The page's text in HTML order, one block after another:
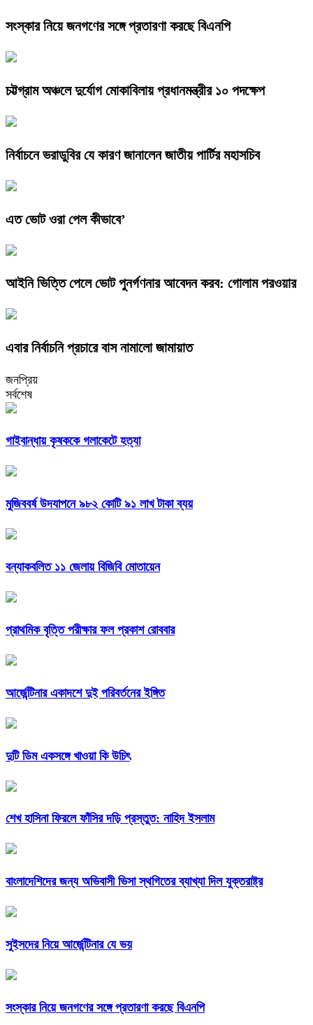
সংস্কার নিয়ে জনগণের সঙ্গে প্রতারণা করছে বিএনপি
চট্টগ্রাম অঞ্চলে দুর্যোগ মোকাবিলায় প্রধানমন্ত্রীর ১০ পদক্ষেপ
নির্বাচনে ভরাডুবির যে কারণ জানালেন জাতীয় পার্টির মহাসচিব
এত ভোট ওরা পেল কীভাবে’
আইনি ভিত্তি পেলে ভোট পুনর্গণনার আবেদন করব: গোলাম পরওয়ার
এবার নির্বাচনি প্রচারে বাস নামালো জামায়াত
জনপ্রিয়
সর্বশেষ
গাইবান্ধায় কৃষককে গলাকেটে হত্যা
মুজিববর্ষ উদযাপনে ৯৮২ কোটি ৯১ লাখ টাকা ব্যয়
বন্যাকবলিত ১১ জেলায় বিজিবি মোতায়েন
প্রাথমিক বৃত্তি পরীক্ষার ফল প্রকাশ রোববার
আর্জেন্টিনার একাদশে দুই পরিবর্তনের ইঙ্গিত
দুটি ডিম একসঙ্গে খাওয়া কি উচিৎ
শেখ হাসিনা ফিরলে ফাঁসির দড়ি প্রস্তুত: নাহিদ ইসলাম
বাংলাদেশিদের জন্য অভিবাসী ভিসা স্থগিতের ব্যাখ্যা দিল যুক্তরাষ্ট্র
সুইসদের নিয়ে আর্জেন্টিনার যে ভয়
সংস্কার নিয়ে জনগণের সঙ্গে প্রতারণা করছে বিএনপি